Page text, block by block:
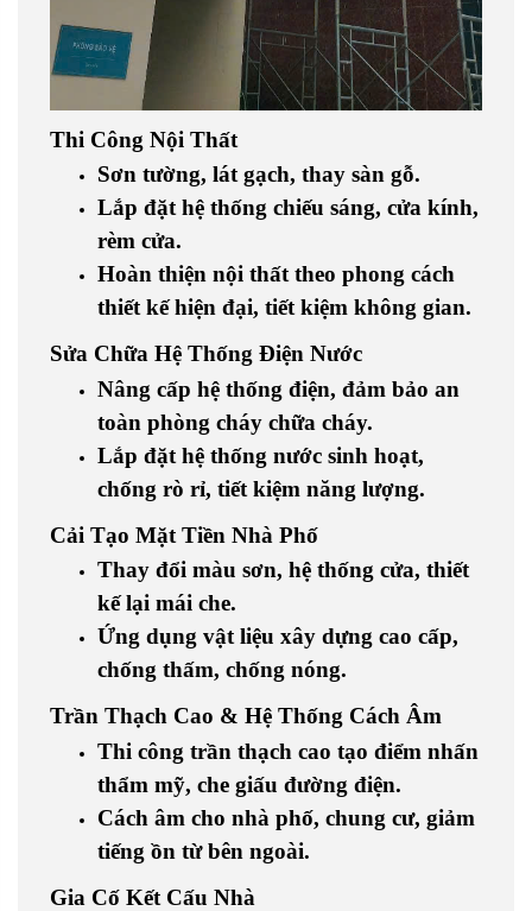
Thi Công Nội Thất
Sơn tường, lát gạch, thay sàn gỗ.
Lắp đặt hệ thống chiếu sáng, cửa kính,
rèm cửa.
Hoàn thiện nội thất theo phong cách
thiết kế hiện đại, tiết kiệm không gian.
Sửa Chữa Hệ Thống Điện Nước
Nâng cấp hệ thống điện, đảm bảo an
toàn phòng cháy chữa cháy.
Lắp đặt hệ thống nước sinh hoạt,
chống rò rỉ, tiết kiệm năng lượng.
Cải Tạo Mặt Tiền Nhà Phố
Thay đổi màu sơn, hệ thống cửa, thiết
kế lại mái che.
Ứng dụng vật liệu xây dựng cao cấp,
chống thấm, chống nóng.
Trần Thạch Cao & Hệ Thống Cách Âm
Thi công trần thạch cao tạo điểm nhấn
thẩm mỹ, che giấu đường điện.
Cách âm cho nhà phố, chung cư, giảm
tiếng ồn từ bên ngoài.
Gia Cố Kết Cấu Nhà